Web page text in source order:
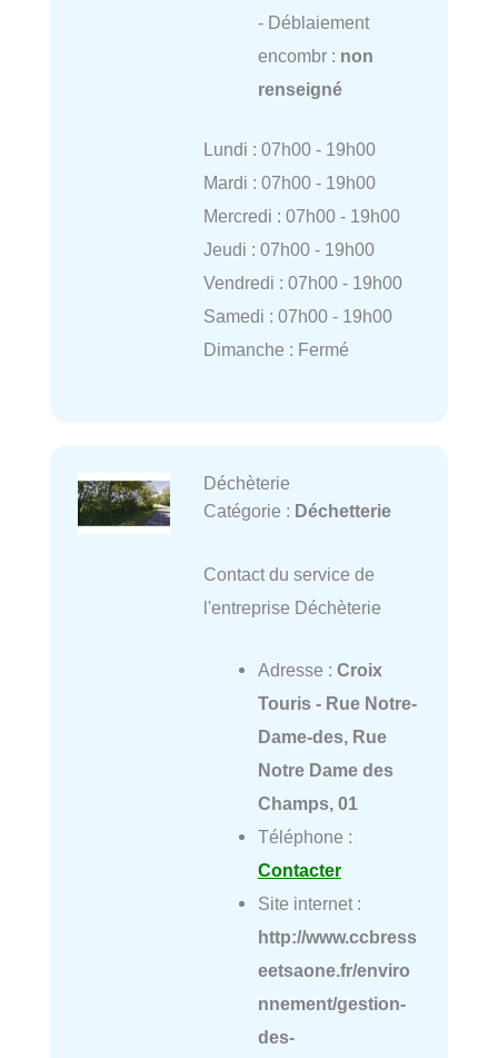
- Déblaiement
encombr : non
renseigné
Lundi : 07h00 - 19h00
Mardi : 07h00 - 19h00
Mercredi : 07h00 - 19h00
Jeudi : 07h00 - 19h00
Vendredi : 07h00 - 19h00
Samedi : 07h00 - 19h00
Dimanche : Fermé
Déchèterie
Catégorie : Déchetterie
Contact du service de
l'entreprise Déchèterie
Adresse : Croix
Touris - Rue Notre-
Dame-des, Rue
Notre Dame des
Champs, 01
Téléphone :
Contacter
Site internet :
http://www.ccbress
eetsaone.fr/enviro
nnement/gestion-
des-